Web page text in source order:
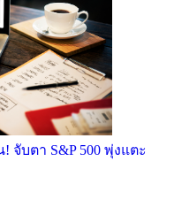
บตา S&P 500 พุ่งแตะ